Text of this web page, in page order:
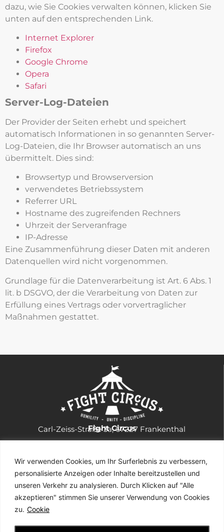
Wir verwenden Cookies, um Ihr Surferlebnis zu verbessern,
personalisierte Anzeigen oder Inhalte bereitzustellen und
unseren Verkehr zu analysieren. Durch Klicken auf "Alle
akzeptieren" stimmen Sie unserer Verwendung von Cookies
zu. Cookie
dazu, wie Sie Cookies verwalten können, klicken Sie
unten auf den entsprechenden Link.
Internet Explorer
Firefox
Google Chrome
Opera
Safari
Server-Log-Dateien
Der Provider der Seiten erhebt und speichert
automatisch Informationen in so genannten Server-
Log-Dateien, die Ihr Browser automatisch an uns
übermittelt. Dies sind:
Browsertyp und Browserversion
verwendetes Betriebssystem
Referrer URL
Hostname des zugreifenden Rechners
Uhrzeit der Serveranfrage
IP-Adresse
Eine Zusammenführung dieser Daten mit anderen
Datenquellen wird nicht vorgenommen.
Grundlage für die Datenverarbeitung ist Art. 6 Abs. 1
lit. b DSGVO, der die Verarbeitung von Daten zur
Erfüllung eines Vertrags oder vorvertraglicher
Maßnahmen gestattet.
Fight Circus
Carl-Zeiss-Straße 3a, 67227 Frankenthal
Angebot
Brazilian Jiu Jitsu
BJJ Kids und Teens
Capoeira
Capoeira Kids Und Teens
Luta Livre
MMA
Muay Thai/K1